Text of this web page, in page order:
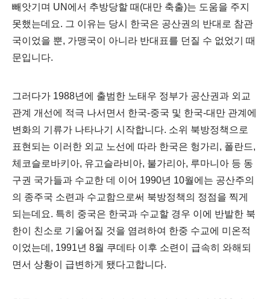
빼앗기며 UN 에서 추방당할 때 (대만 축출)는 도움을 주지
못했는데요. 그 이유는 당시 한국은 공산권의 반대로 참관
국이었을 뿐, 가맹국이 아니라 반대표를 던질 수 없었기 때
문입니다.
그러다가 1988년에 출범한 노태우 정부가 공산권과 외교
관계 개선에 적극 나서면서 한국-중국 및 한국-대만 관계에
변화의 기류가 나타나기 시작합니다. 소위 북방정책으로
표현되는 이러한 외교 노선에 따라 한국은 헝가리 , 폴란드,
체코슬로바키아, 유고슬라비아, 불가리아, 루마니아 등 동
구권 국가들과 수교한 데 이어 1990년 10월에는 공산주의
의 종주국 소련과 수교함으로써 북방정책의 정점을 찍게
되는데요. 특히 중국은 한국과 수교할 경우 이에 반발한 북
한이 친소로 기울어질 것을 염려하여 한중 수교에 미온적
이었는데 , 1991년 8월 쿠데타 이후 소련이 급속히 와해되
면서 상황이 급변하게 됐다고합니다.